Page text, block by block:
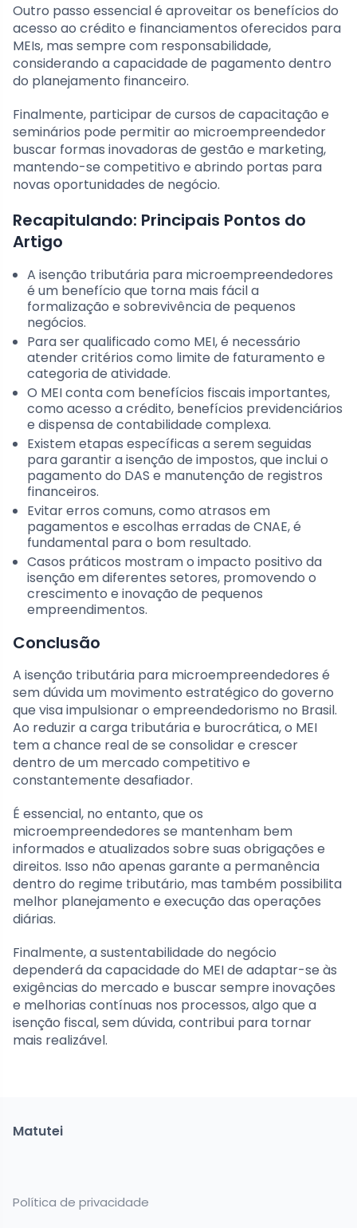
Outro passo essencial é aproveitar os benefícios do
acesso ao crédito e financiamentos oferecidos para
MEIs, mas sempre com responsabilidade,
considerando a capacidade de pagamento dentro
do planejamento financeiro.
Finalmente, participar de cursos de capacitação e
seminários pode permitir ao microempreendedor
buscar formas inovadoras de gestão e marketing,
mantendo-se competitivo e abrindo portas para
novas oportunidades de negócio.
Recapitulando: Principais Pontos do
Artigo
A isenção tributária para microempreendedores
é um benefício que torna mais fácil a
formalização e sobrevivência de pequenos
negócios.
Para ser qualificado como MEI, é necessário
atender critérios como limite de faturamento e
categoria de atividade.
O MEI conta com benefícios fiscais importantes,
como acesso a crédito, benefícios previdenciários
e dispensa de contabilidade complexa.
Existem etapas específicas a serem seguidas
para garantir a isenção de impostos, que inclui o
pagamento do DAS e manutenção de registros
financeiros.
Evitar erros comuns, como atrasos em
pagamentos e escolhas erradas de CNAE, é
fundamental para o bom resultado.
Casos práticos mostram o impacto positivo da
isenção em diferentes setores, promovendo o
crescimento e inovação de pequenos
empreendimentos.
Conclusão
A isenção tributária para microempreendedores é
sem dúvida um movimento estratégico do governo
que visa impulsionar o empreendedorismo no Brasil.
Ao reduzir a carga tributária e burocrática, o MEI
tem a chance real de se consolidar e crescer
dentro de um mercado competitivo e
constantemente desafiador.
É essencial, no entanto, que os
microempreendedores se mantenham bem
informados e atualizados sobre suas obrigações e
direitos. Isso não apenas garante a permanência
dentro do regime tributário, mas também possibilita
melhor planejamento e execução das operações
diárias.
Finalmente, a sustentabilidade do negócio
dependerá da capacidade do MEI de adaptar-se às
exigências do mercado e buscar sempre inovações
e melhorias contínuas nos processos, algo que a
isenção fiscal, sem dúvida, contribui para tornar
mais realizável.
Matutei
Política de privacidade